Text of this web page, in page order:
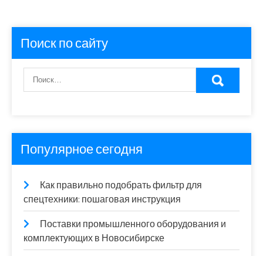
Поиск по сайту
Популярное сегодня
Как правильно подобрать фильтр для
спецтехники: пошаговая инструкция
Поставки промышленного оборудования и
комплектующих в Новосибирске